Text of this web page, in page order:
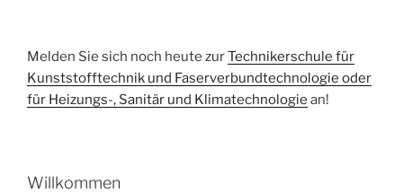
Melden Sie sich noch heute zurTechnikerschule für
Kunststofftechnik und Faserverbundtechnologie oder
für Heizungs-, Sanitär und Klimatechnologie an!
Willkommen